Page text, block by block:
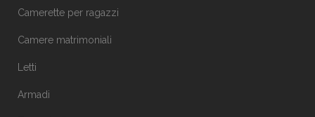
Camerette per ragazzi
Camere matrimoniali
Letti
Armadi